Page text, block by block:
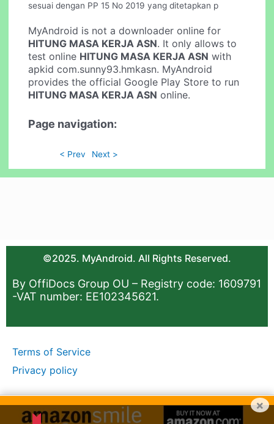
sesuai dengan PP 15 No 2019 yang ditetapkan p
MyAndroid is not a downloader online for
HITUNG MASA KERJA ASN. It only allows to
test online HITUNG MASA KERJA ASN with
apkid com.sunny93.hmkasn. MyAndroid
provides the official Google Play Store to run
HITUNG MASA KERJA ASN online.
Page navigation:
< Prev Next >
©2025. MyAndroid. All Rights Reserved.
By OffiDocs Group OU – Registry code: 1609791
-VAT number: EE102345621.
Terms of Service
Privacy policy
×